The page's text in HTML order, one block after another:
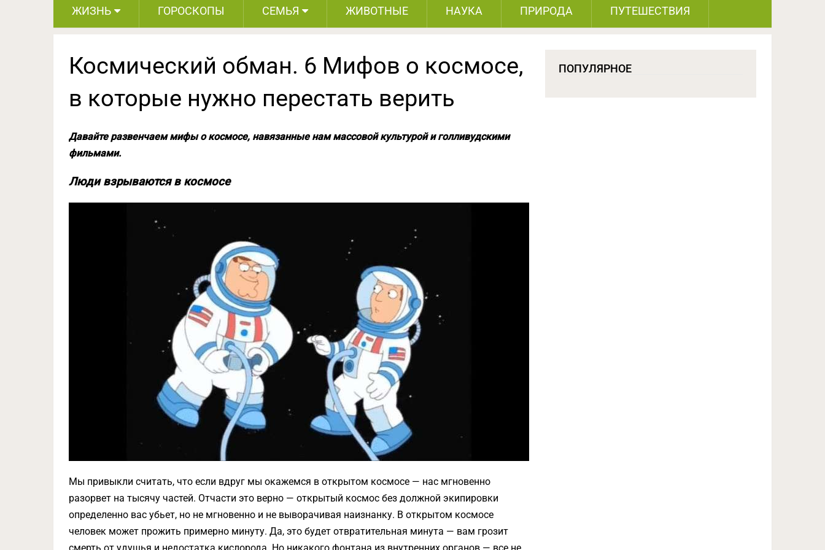
ЖИЗНЬ ГОРОСКОПЫ СЕМЬЯ ЖИВОТНЫЕ НАУКА ПРИРОДА ПУТЕШЕСТВИЯ
Космический обман. 6 Мифов о космосе,
в которые нужно перестать верить
Давайте развенчаем мифы о космосе, навязанные нам массовой культурой и голливудскими
фильмами.
Люди взрываются в космосе
Мы привыкли считать, что если вдруг мы окажемся в открытом космосе — нас мгновенно
разорвет на тысячу частей. Отчасти это верно — открытый космос без должной экипировки
определенно вас убьет, но не мгновенно и не выворачивая наизнанку. В открытом космосе
человек может прожить примерно минуту. Да, это будет отвратительная минута — вам грозит
ПОПУЛЯРНОЕ